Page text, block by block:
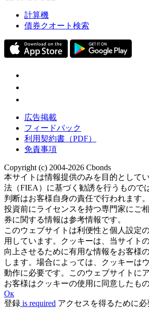
計算機
債券クオート検索
広告掲載
フィードバック
利用契約書（PDF）
免責事項
Copyright (c) 2004-2026 Cbonds
本サイトは情報提供のみを目的として
法（FIEA）に基づく勧誘を行うもので
判断はお客様自身の責任で行われます
投資前にライセンスを持つ専門家にご
券に関する情報は参考情報です。
このウェブサイトは利便性と個人設定
用しています。クッキーは、当サイト
向上させるために有用な情報をお客様
します。場合によっては、クッキーは
動作に必要です。このウェブサイトに
お客様はクッキーの使用に同意したも
Ок
登録 is required アクセスを得るために必